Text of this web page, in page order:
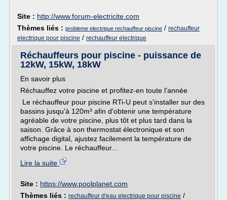
Site : http://www.forum-electricite.com
Thèmes liés : probleme electrique rechauffeur piscine / rechauffeur
electrique pour piscine / rechauffeur electrique
Réchauffeurs pour piscine - puissance de
12kW, 15kW, 18kW
En savoir plus
Réchauffez votre piscine et profitez-en toute l'année
Le réchauffeur pour piscine RTi-U peut s'installer sur des
bassins jusqu'à 120m³ afin d'obtenir une température
agréable de votre piscine, plus tôt et plus tard dans la
saison. Grâce à son thermostat électronique et son
affichage digital, ajustez facilement la température de
votre piscine. Le réchauffeur...
Lire la suite
Site : https://www.poolplanet.com
Thèmes liés : rechauffeur d'eau electrique pour piscine /